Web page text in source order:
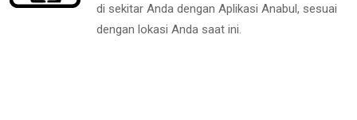
di sekitar Anda dengan Aplikasi Anabul, sesuai
dengan lokasi Anda saat ini.